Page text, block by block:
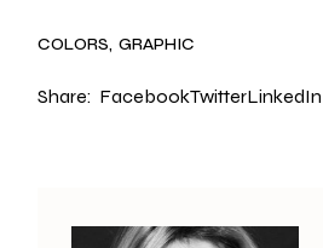
COLORS GRAPHIC
Share: FacebookTwitterLinkedIn